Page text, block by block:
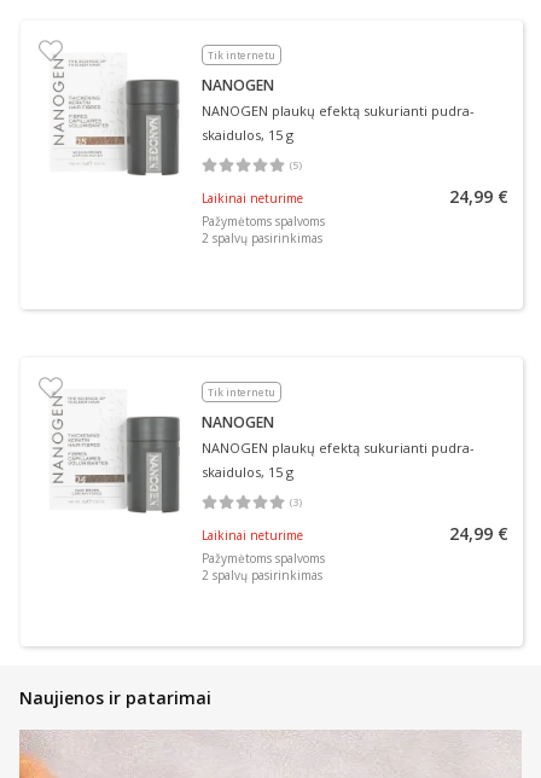
Tik internetu
NANOGEN
NANOGEN plaukų efektą sukurianti pudra-
skaidulos, 15 g
(5)
Vidutinis įvertinimas 5.00
Laikinai neturime 24,99 €
Pažymėtoms spalvoms
2 spalvų pasirinkimas
Tik internetu
NANOGEN
NANOGEN plaukų efektą sukurianti pudra-
skaidulos, 15 g
(3)
Vidutinis įvertinimas 5.00
Laikinai neturime 24,99 €
Pažymėtoms spalvoms
2 spalvų pasirinkimas
Naujienos ir patarimai